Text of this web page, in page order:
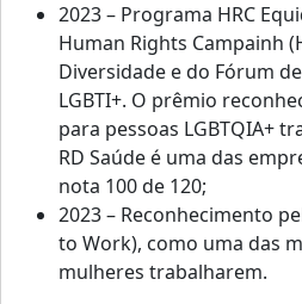
2023 – Programa HRC
Human Rights Campainh
Diversidade e do Fórum
LGBTI+. O prêmio
para pessoas LGBTQIA+
RD Saúde é uma das
nota 100 de 120;
2023 – Reconhecimento
to Work), como uma das
mulheres trabalharem.